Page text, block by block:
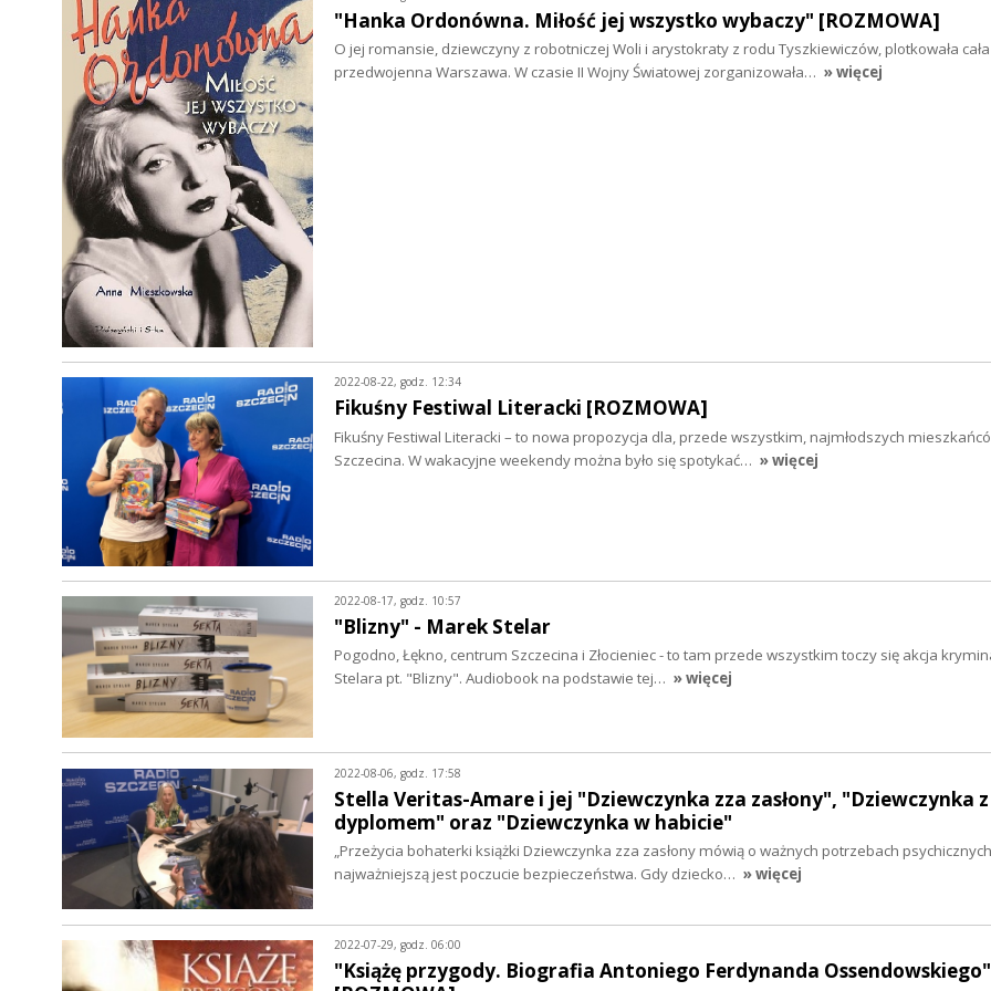
"Hanka Ordonówna. Miłość jej wszystko wybaczy" [ROZMOWA]
O jej romansie, dziewczyny z robotniczej Woli i arystokraty z rodu Tyszkiewiczów, plotkowała cała
przedwojenna Warszawa. W czasie II Wojny Światowej zorganizowała… » więcej
2022-08-22, godz. 12:34
Fikuśny Festiwal Literacki [ROZMOWA]
Fikuśny Festiwal Literacki – to nowa propozycja dla, przede wszystkim, najmłodszych
Szczecina. W wakacyjne weekendy można było się spotykać… » więcej
2022-08-17, godz. 10:57
"Blizny" - Marek Stelar
Pogodno, Łękno, centrum Szczecina i Złocieniec - to tam przede wszystkim toczy się akcja
Stelara pt. "Blizny". Audiobook na podstawie tej… » więcej
2022-08-06, godz. 17:58
Stella Veritas-Amare i jej "Dziewczynka zza zasłony", "Dziewczynka z
dyplomem" oraz "Dziewczynka w habicie"
„Przeżycia bohaterki książki Dziewczynka zza zasłony mówią o ważnych potrzebach
najważniejszą jest poczucie bezpieczeństwa. Gdy dziecko… » więcej
2022-07-29, godz. 06:00
"Książę przygody. Biografia Antoniego Ferdynanda Ossendowskiego"